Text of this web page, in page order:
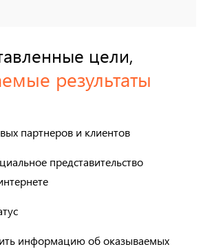
цели,
результаты
партнеров и клиентов
представительство
информацию об оказываемых